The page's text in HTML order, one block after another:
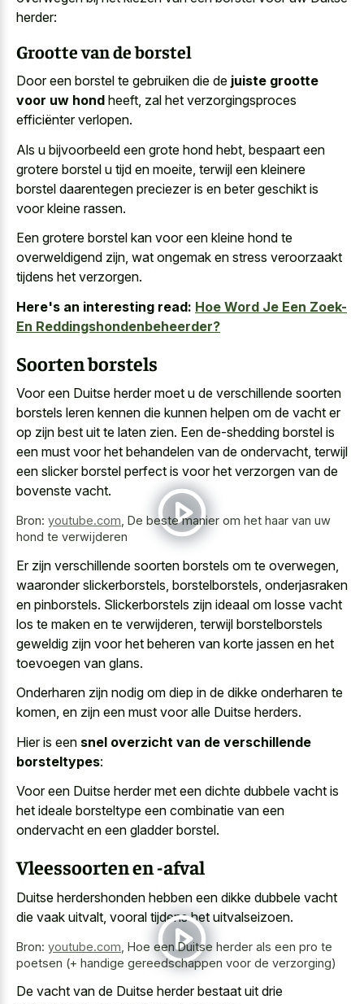
herder:
Grootte van de borstel
Door een borstel te gebruiken die de juiste grootte
voor uw hond heeft, zal het verzorgingsproces
efficiënter verlopen.
Als u bijvoorbeeld een grote hond hebt, bespaart een
grotere borstel u tijd en moeite, terwijl een kleinere
borstel daarentegen preciezer is en beter geschikt is
voor kleine rassen.
Een grotere borstel kan voor een kleine hond te
overweldigend zijn, wat ongemak en stress veroorzaakt
tijdens het verzorgen.
Here's an interesting read: Hoe Word Je Een Zoek-
En Reddingshondenbeheerder?
Soorten borstels
Voor een Duitse herder moet u de verschillende soorten
borstels leren kennen die kunnen helpen om de vacht er
op zijn best uit te laten zien. Een de-shedding borstel is
een must voor het behandelen van de ondervacht, terwijl
een slicker borstel perfect is voor het verzorgen van de
bovenste vacht.
Bron: youtube.com De beste manier om het haar van uw
hond te verwijderen
Er zijn verschillende soorten borstels om te overwegen,
waaronder slickerborstels, borstelborstels, onderjasraken
en pinborstels. Slickerborstels zijn ideaal om losse vacht
los te maken en te verwijderen, terwijl borstelborstels
geweldig zijn voor het beheren van korte jassen en het
toevoegen van glans.
Onderharen zijn nodig om diep in de dikke onderharen te
komen, en zijn een must voor alle Duitse herders.
Hier is een snel overzicht van de verschillende
borsteltypes:
Voor een Duitse herder met een dichte dubbele vacht is
het ideale borsteltype een combinatie van een
ondervacht en een gladder borstel.
Vleessoorten en -afval
Duitse herdershonden hebben een dikke dubbele vacht
die vaak uitvalt , vooral tijdens het uitvalseizoen.
Bron: youtube.com Hoe een Duitse herder als een pro te
poetsen (+ handige gereedschappen voor de verzorging)
De vacht van de Duitse herder bestaat uit drie